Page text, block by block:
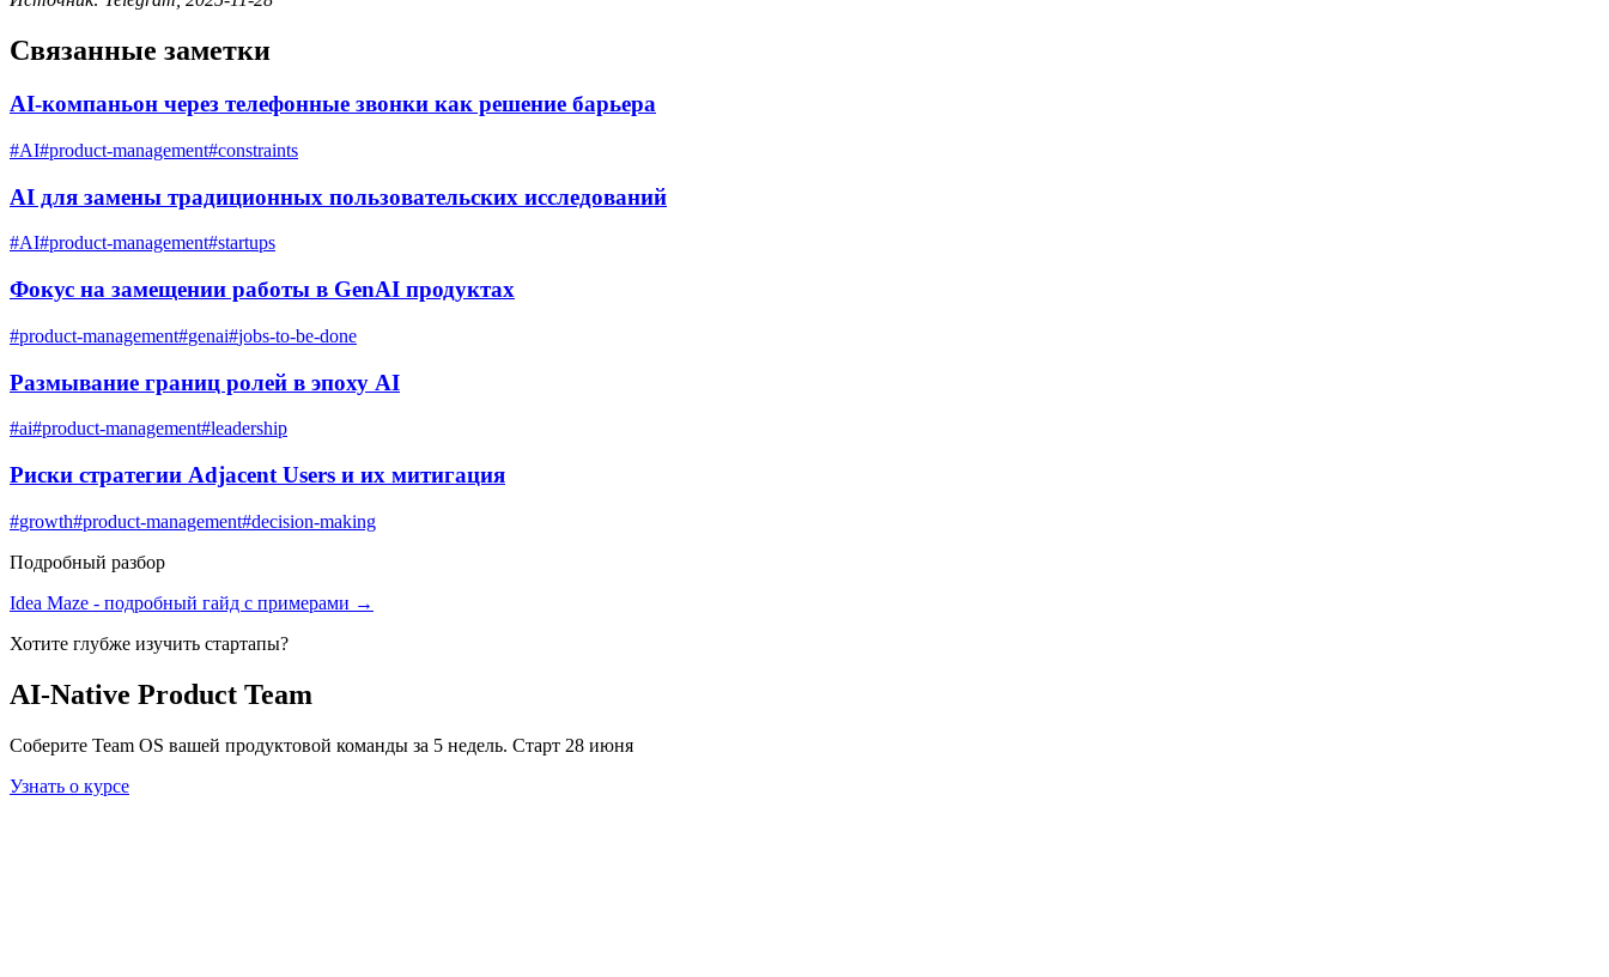
Связанные заметки
AI-компаньон через телефонные звонки как решение барьера
#AI#product-management#constraints
AI для замены традиционных пользовательских исследований
#AI#product-management#startups
Фокус на замещении работы в GenAI продуктах
#product-management#genai#jobs-to-be-done
Размывание границ ролей в эпоху AI
#ai#product-management#leadership
Риски стратегии Adjacent Users и их митигация
#growth#product-management#decision-making
Подробный разбор
Idea Maze - подробный гайд с примерами →
Хотите глубже изучить стартапы?
AI-Native Product Team
Соберите Team OS вашей продуктовой команды за 5 недель. Старт 28 июня
Узнать о курсе